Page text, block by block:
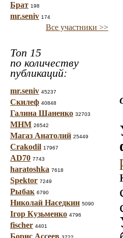
Брат 198
mr.seniv 174
Все участники >>
Топ 15
по количеству
публикаций:
mr.seniv 45237
Скилеф 40848
Галина Шаненко 32703
МНМ 26542
Магаз Анатолий 25449
Crakodil 17967
AD70 7743
haratoshka 7618
Spektor 7249
Рыбак 6790
Николай Наседкин 5090
Ігор Кузьменко 4796
fischer 4401
Борис Ассеев